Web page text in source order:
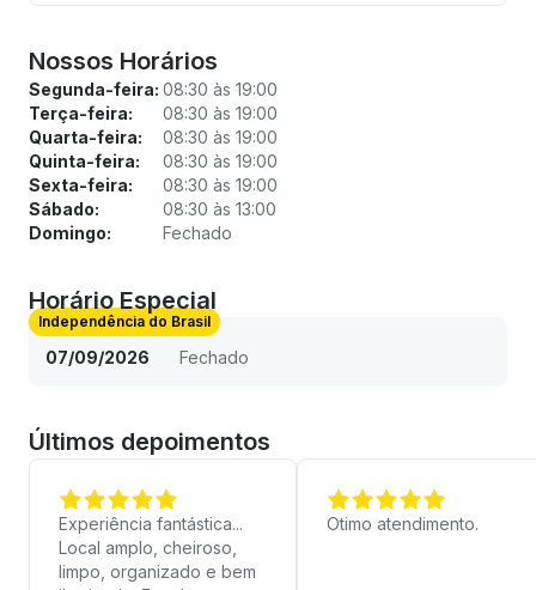
Nossos Horários
Segunda-feira: 08:30 às 19:00
Terça-feira:
08:30 às 19:00
Quarta-feira:
08:30 às 19:00
Quinta-feira:
08:30 às 19:00
Sexta-feira:
08:30 às 19:00
Sábado:
08:30 às 13:00
Domingo:
Fechado
Horário Especial
Independência do Brasil
07/09/2026 Fechado
Últimos depoimentos
Experiência fantástica...
Local amplo, cheiroso,
limpo, organizado e bem
Otimo atendimento.